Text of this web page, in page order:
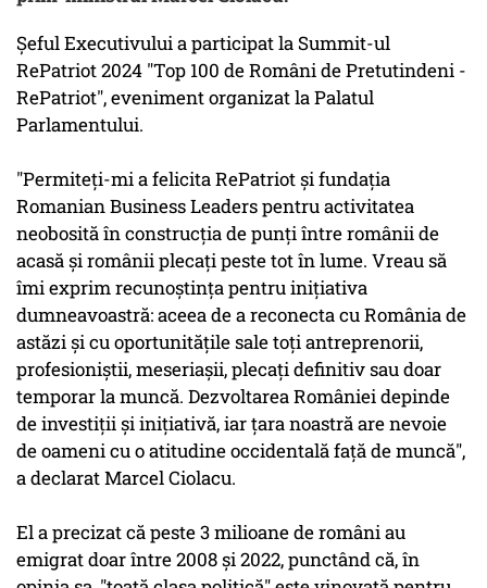
Şeful Executivului a participat la Summit-ul
RePatriot 2024 "Top 100 de Români de Pretutindeni -
RePatriot", eveniment organizat la Palatul
Parlamentului.
"Permiteţi-mi a felicita RePatriot şi fundaţia
Romanian Business Leaders pentru activitatea
neobosită în construcţia de punţi între românii de
acasă şi românii plecaţi peste tot în lume. Vreau să
îmi exprim recunoştinţa pentru iniţiativa
dumneavoastră: aceea de a reconecta cu România de
astăzi şi cu oportunităţile sale toţi antreprenorii,
profesioniştii, meseriaşii, plecaţi definitiv sau doar
temporar la muncă. Dezvoltarea României depinde
de investiţii şi iniţiativă, iar ţara noastră are nevoie
de oameni cu o atitudine occidentală faţă de muncă",
a declarat Marcel Ciolacu.
El a precizat că peste 3 milioane de români au
emigrat doar între 2008 şi 2022, punctând că, în